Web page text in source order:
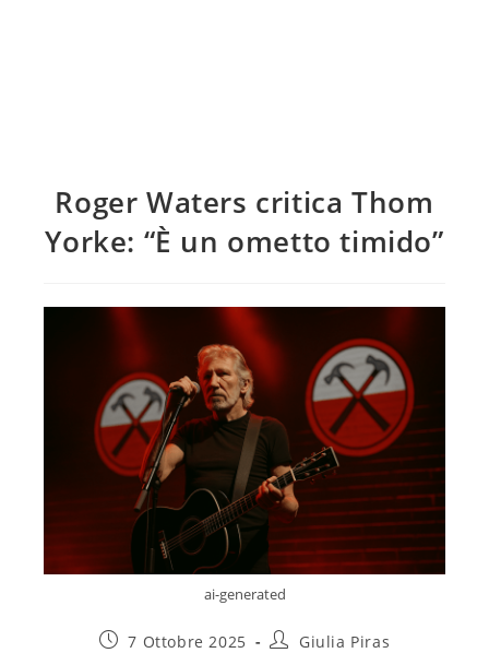
Roger Waters critica Thom
Yorke: “È un ometto timido”
ai-generated
7 Ottobre 2025 Giulia Piras